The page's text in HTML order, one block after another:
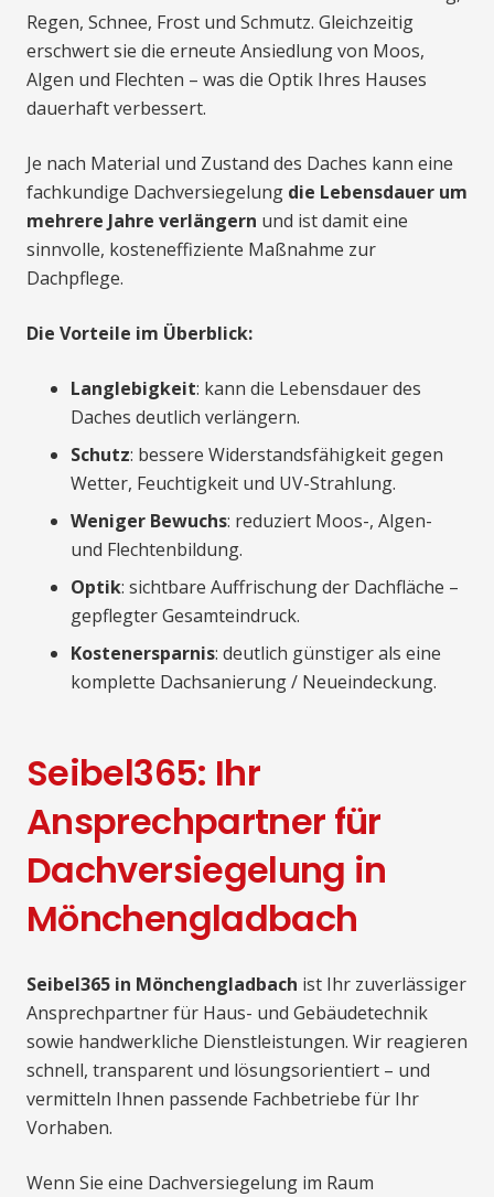
Regen, Schnee, Frost und Schmutz. Gleichzeitig
erschwert sie die erneute Ansiedlung von Moos,
Algen und Flechten – was die Optik Ihres Hauses
dauerhaft verbessert.
Je nach Material und Zustand des Daches kann eine
fachkundige Dachversiegelung die Lebensdauer um
mehrere Jahre verlängern und ist damit eine
sinnvolle, kosteneffiziente Maßnahme zur
Dachpflege.
Die Vorteile im Überblick:
Langlebigkeit: kann die Lebensdauer des
Daches deutlich verlängern.
Schutz: bessere Widerstandsfähigkeit gegen
Wetter, Feuchtigkeit und UV-Strahlung.
Weniger Bewuchs: reduziert Moos-, Algen-
und Flechtenbildung.
Optik: sichtbare Auffrischung der Dachfläche –
gepflegter Gesamteindruck.
Kostenersparnis: deutlich günstiger als eine
komplette Dachsanierung / Neueindeckung.
Seibel365: Ihr
Ansprechpartner für
Dachversiegelung in
Mönchengladbach
Seibel365 in Mönchengladbach ist Ihr zuverlässiger
Ansprechpartner für Haus- und Gebäudetechnik
sowie handwerkliche Dienstleistungen. Wir reagieren
schnell, transparent und lösungsorientiert – und
vermitteln Ihnen passende Fachbetriebe für Ihr
Vorhaben.
Wenn Sie eine Dachversiegelung im Raum